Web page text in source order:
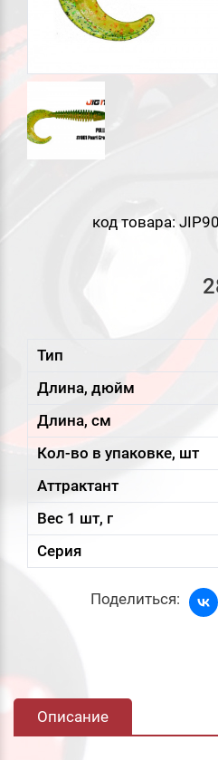
код товара:
Тип
Длина, дюйм
Длина, см
Кол-во в упаковке, шт
Аттрактант
Вес 1 шт, г
Серия
Поделиться:
Описание